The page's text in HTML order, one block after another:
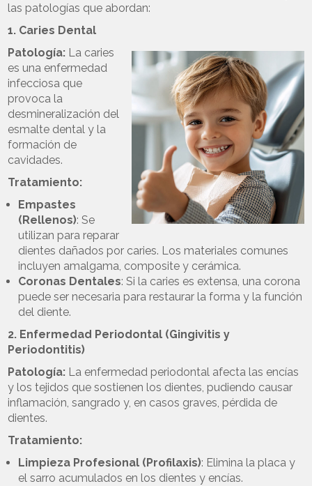
las patologías que abordan:
1. Caries Dental
Patología: La caries
es una enfermedad
infecciosa que
provoca la
desmineralización del
esmalte dental y la
formación de
cavidades.
Tratamiento:
Empastes
(Rellenos): Se
utilizan para reparar
dientes dañados por caries. Los materiales comunes
incluyen amalgama, composite y cerámica.
Coronas Dentales: Si la caries es extensa, una corona
puede ser necesaria para restaurar la forma y la función
del diente.
2. Enfermedad Periodontal (Gingivitis y
Periodontitis)
Patología: La enfermedad periodontal afecta las encías
y los tejidos que sostienen los dientes, pudiendo causar
inflamación, sangrado y, en casos graves, pérdida de
dientes.
Tratamiento:
Limpieza Profesional (Profilaxis): Elimina la placa y
el sarro acumulados en los dientes y encías.